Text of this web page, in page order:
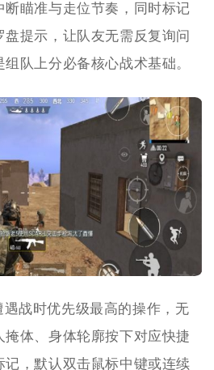
瞄准与走位节奏，同时标记
提示，让队友无需反复询问
队上分必备核心战术基础。
战时优先级最高的操作，无
体、身体轮廓按下对应快捷
，默认双击鼠标中键或连续